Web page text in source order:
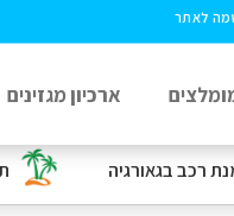
רכבבגאורגיה
לאתר
ארכיון מגזינים